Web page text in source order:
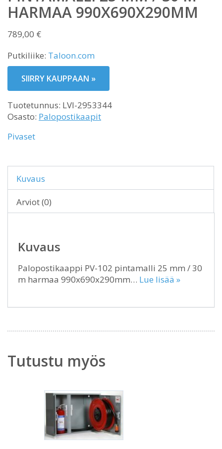
HARMAA 990X690X290MM
789,00 €
Putkiliike: Taloon.com
SIIRRY KAUPPAAN »
Tuotetunnus: LVI-2953344
Osasto: Palopostikaapit
Pivaset
Kuvaus
Arviot (0)
Kuvaus
Palopostikaappi PV-102 pintamalli 25 mm / 30
m harmaa 990x690x290mm… Lue lisää »
Tutustu myös